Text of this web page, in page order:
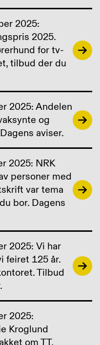
2025:
2025.
for tv-
tilbud der du
2025: Andelen
og
aviser.
2025: NRK
personer med
var tema
bor. Dagens
2025: Vi har
feiret 125 år.
Tilbud
2025:
Kroglund
om TT.